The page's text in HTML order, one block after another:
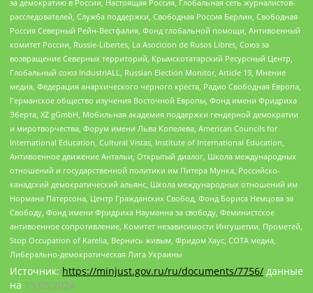
за демократию в России, Настоящая Россия, Глобальная сеть журналистов-
расследователей, Служба поддержки, Свободная Россия Берлин, Свободная
Россия Северный Рейн-Вестфалия, Фонд глобальной помощи, Антивоенный
комитет России, Russie-Libertes, La Asocicion de Rusos Libres, Союз за
возвращение Северных территорий, Крымскотатарский Ресурсный Центр,
Глобальный союз IndustriALL, Russian Election Monitor, Article 19, Мнение
медиа, Федерация анархического черного креста, Радио Свободная Европа,
Германское общество изучения Восточной Европы, Фонд имени Фридриха
Эберта, XZ gGmbH, Мобильная академия поддержки гендерной демократии
и миротворчества, Форум имени Льва Копелева, American Councils for
International Education, Cultural Vistas, Institute of International Education,
Антивоенное движение Антальи, Открытый диалог, Школа международных
отношений и государственной политики им Питера Мунка, Российско-
канадский демократический альянс, Школа международных отношений им
Нормана Патерсона, Центр Гражданских Свобод, Фонд Бориса Немцова за
Свободу, Фонд имени Фридриха Науманна за свободу, Феминистское
антивоенное сопротивление, Комитет независимости Ингушетии, Прометей,
Stop Occupation of Karelia, Вернись живым, Фридом Хаус, СОТА медиа,
Либерально-демократическая Лига Украины
Источник: https://minjust.gov.ru/ru/documents/7756/ данные
на 13.05.2024